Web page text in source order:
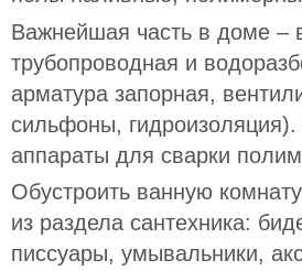
Важнейшая часть в доме –
трубопроводная и
арматура запорная,
сильфоны, гидроизоляция).
аппараты для сварки
Обустроить ванную
из раздела сантехника:
писсуары, умывальники,